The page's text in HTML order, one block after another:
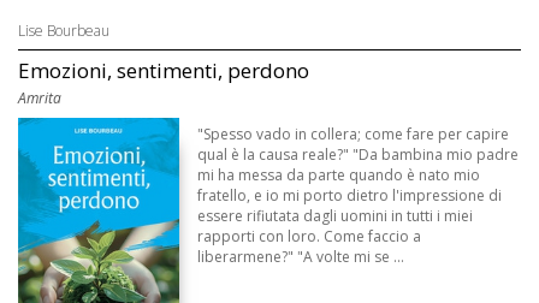
Lise Bourbeau
Emozioni, sentimenti, perdono
Amrita
"Spesso vado in collera; come fare per capire
qual è la causa reale?" "Da bambina mio padre
mi ha messa da parte quando è nato mio
fratello, e io mi porto dietro l'impressione di
essere rifiutata dagli uomini in tutti i miei
rapporti con loro. Come faccio a
liberarmene?" "A volte mi se ...